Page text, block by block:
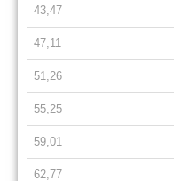
43,47
47,11
51,26
55,25
59,01
62,77